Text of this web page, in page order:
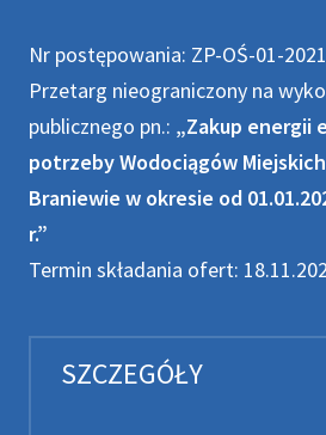
Nr postępowania: ZP-OŚ-01-2021
Przetarg nieograniczony na
publicznego pn.: „Zakup energii
potrzeby Wodociągów
Braniewie w okresie od
r.”
Termin składania ofert:
SZCZEGÓŁY